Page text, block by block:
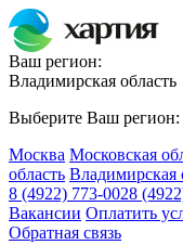
Ваш регион:
Владимирская область
Выберите Ваш регион:
Москва Московская
область Владимирская
8 (4922) 773-0028
Вакансии Оплатить
Обратная связь